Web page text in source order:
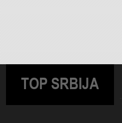
TOP SRBIJA